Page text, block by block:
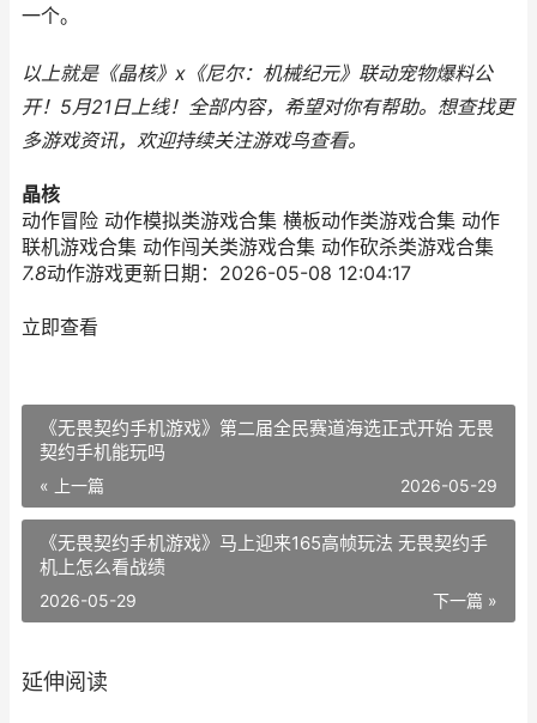
一个。
以上就是《晶核》x《尼尔：机械纪元》联动宠物爆料公
开！5月21日上线！全部内容，希望对你有帮助。 想查找更
多游戏资讯，欢迎持续关注游戏鸟查看。
晶核
动作冒险 动作模拟类游戏合集 横板动作类游戏合集 动作
联机游戏合集 动作闯关类游戏合集 动作砍杀类游戏合集
7.8动作游戏更新日期：2026-05-08 12:04:17
立即查看
《无畏契约手机游戏》第二届全民赛道海选正式开始 无畏
契约手机能玩吗
« 上一篇 2026-05-29
《无畏契约手机游戏》马上迎来165高帧玩法 无畏契约手
机上怎么看战绩
下一篇 »
2026-05-29
延伸阅读